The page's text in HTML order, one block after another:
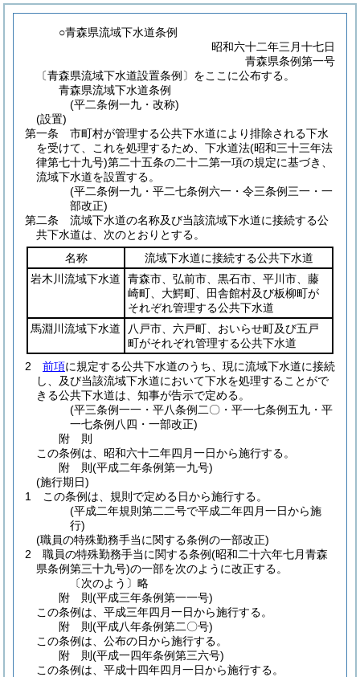
○青森県流域下水道条例
昭和六十二年三月十七日
青森県条例第一号
〔青森県流域下水道設置条例〕をここに公布する。
青森県流域下水道条例
(平二条例一九・改称)
(設置)
第一条
市町村が管理する公共下水道により排除される下水
を受けて、これを処理するため、下水道法(昭和三十三年法
律第七十九号)第二十五条の二十二第一項の規定に基づき、
流域下水道を設置する。
(平二条例一九・平二七条例六一・令三条例三一・一
部改正)
第二条
流域下水道の名称及び当該流域下水道に接続する公
共下水道は、次のとおりとする。
名称
流域下水道に接続する公共下水道
岩木川流域下水道
青森市、弘前市、黒石市、平川市、藤
崎町、大鰐町、田舎館村及び板柳町が
それぞれ管理する公共下水道
馬淵川流域下水道
八戸市、六戸町、おいらせ町及び五戸
町がそれぞれ管理する公共下水道
2
前項に規定する公共下水道のうち、現に流域下水道に接続
し、及び当該流域下水道において下水を処理することがで
きる公共下水道は、知事が告示で定める。
(平三条例一一・平八条例二〇・平一七条例五九・平
一七条例八四・一部改正)
附 則
この条例は、昭和六十二年四月一日から施行する。
附 則(平成二年条例第一九号)
(施行期日)
1
この条例は、規則で定める日から施行する。
(平成二年規則第二二号で平成二年四月一日から施
行)
(職員の特殊勤務手当に関する条例の一部改正)
2
職員の特殊勤務手当に関する条例(昭和二十六年七月青森
県条例第三十九号)の一部を次のように改正する。
〔次のよう〕略
附 則(平成三年条例第一一号)
この条例は、平成三年四月一日から施行する。
附 則(平成八年条例第二〇号)
この条例は、公布の日から施行する。
附 則(平成一四年条例第三六号)
この条例は、平成十四年四月一日から施行する。